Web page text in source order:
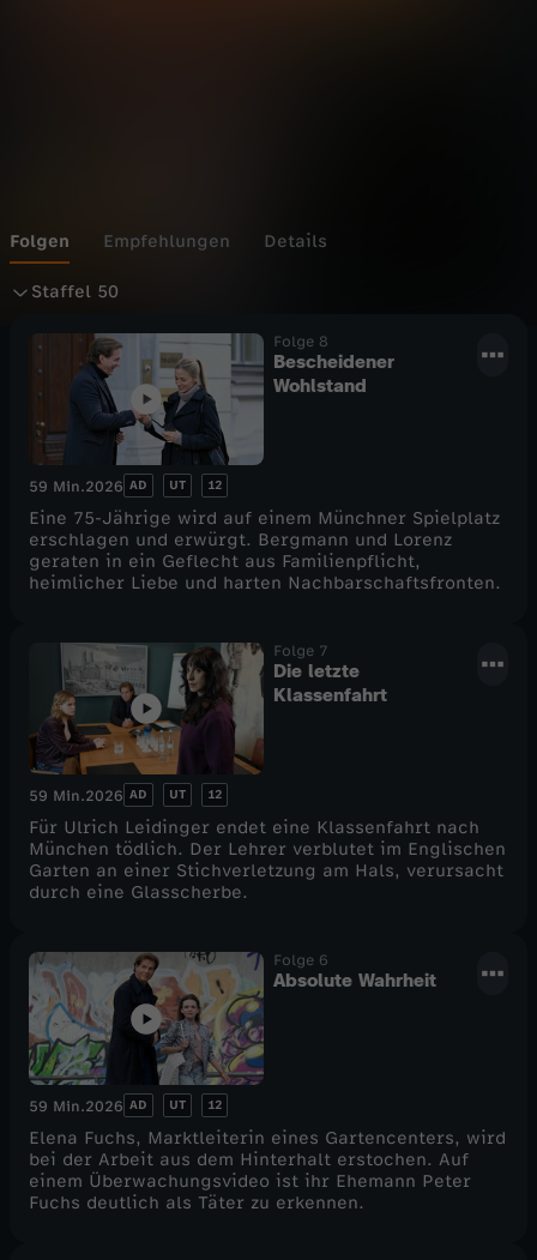
Folgen Empfehlungen Details
Staffel 50
S
Folge 8
Bescheidener
Wohlstand
59 Min.2026 AD UT 12
Eine 75-Jährige wird auf einem Münchner Spielplatz
erschlagen und erwürgt. Bergmann und Lorenz
geraten in ein Geflecht aus Familienpflicht,
heimlicher Liebe und harten Nachbarschaftsfronten.
Folge 7
Die letzte
Klassenfahrt
59 Min.2026 AD UT 12
Für Ulrich Leidinger endet eine Klassenfahrt nach
München tödlich. Der Lehrer verblutet im Englischen
Garten an einer Stichverletzung am Hals, verursacht
durch eine Glasscherbe.
Folge 6
Absolute Wahrheit
59 Min.2026 AD UT 12
Elena Fuchs, Marktleiterin eines Gartencenters, wird
bei der Arbeit aus dem Hinterhalt erstochen. Auf
einem Überwachungsvideo ist ihr Ehemann Peter
Fuchs deutlich als Täter zu erkennen.